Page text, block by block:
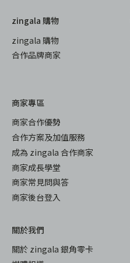
zingala 購物
zingala 購物
合作品牌商家
商家專區
商家合作優勢
合作方案及加值服務
成為 zingala 合作商家
商家成長學堂
商家常見問與答
商家後台登入
關於我們
關於 zingala 銀角零卡